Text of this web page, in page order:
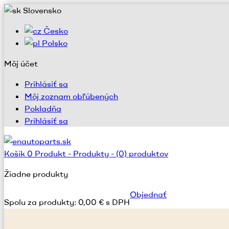
Slovensko
Česko
Polsko
Môj účet
Prihlásiť sa
Môj zoznam obľúbených
Pokladňa
Prihlásiť sa
Košík 0 Produkt - Produkty - (0) produktov
Žiadne produkty
Spolu za produkty: 0,00 € s DPH
Objednať